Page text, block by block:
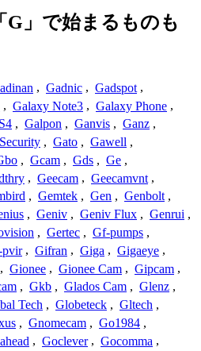
G」で始まるものも
, Gadnic , Gadspot ,
, Galaxy Note3 , Galaxy Phone ,
, Galpon , Ganvis , Ganz ,
, Gato , Gawell ,
, Gcam , Gds , Ge ,
, Geecam , Geecamvnt ,
, Gemtek , Gen , Genbolt ,
, Geniv , Geniv Flux , Genrui ,
, Gertec , Gf-pumps ,
pvir , Gifran , Giga , Gigaeye ,
, Gionee , Gionee Cam , Gipcam ,
, Gkb , Glados Cam , Glenz ,
Tech , Globeteck , Gltech ,
, Gnomecam , Go1984 ,
, Goclever , Gocomma ,